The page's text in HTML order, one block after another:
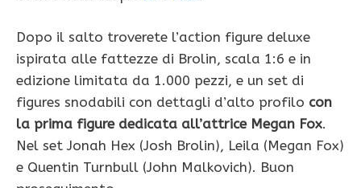
Dopo il salto troverete l’action figure deluxe
ispirata alle fattezze di Brolin, scala 1:6 e in
edizione limitata da 1.000 pezzi, e un set di
figures snodabili con dettagli d’alto profilo con
la prima figure dedicata all’attrice Megan Fox.
Nel set Jonah Hex (Josh Brolin), Leila (Megan Fox)
e Quentin Turnbull (John Malkovich). Buon